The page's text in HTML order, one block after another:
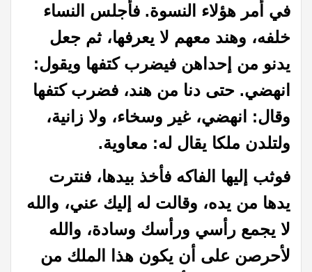
في أمر هؤلاء النسوة. فأجلس النساء
خلفه، وهند معهم لا يعرفها، ثم جعل
يدنو من إحداهن فيضرب كتفها ويقول:
انهضي. حتى دنا من هند، فضرب كتفها
وقال: انهضي، غير وسخاء، ولا زانية،
ولتلدن ملكا يقال له: معاوية.
فوثب إليها الفاكه فأخذ بيدها، فنترت
يدها من يده، وقالت له إليك عني، والله
لا يجمع رأسي ورأسك وسادة، والله
لأحرصن على أن يكون هذا الملك من